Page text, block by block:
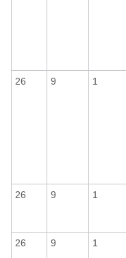
26
9 1
26
9 1
26
9 1